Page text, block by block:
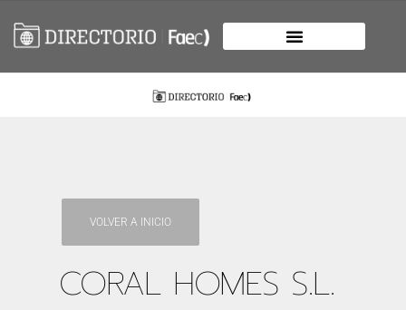
VOLVER A INICIO
CORAL HOMES S.L.